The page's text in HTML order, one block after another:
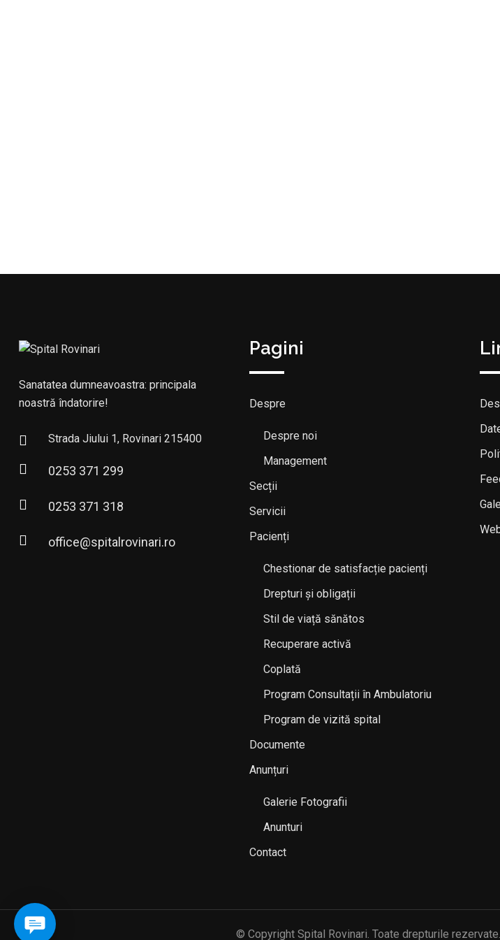
Sanatatea dumneavoastra: principala
noastră îndatorire!
Strada Jiului 1, Rovinari 215400
0253 371 299
0253 371 318
office@spitalrovinari.ro
Pagini
Despre
Despre noi
Management
Secții
Servicii
Pacienți
Chestionar de satisfacție pacienți
Drepturi și obligații
Stil de viață sănătos
Recuperare activă
Coplată
Program Consultații în Ambulatoriu
Program de vizită spital
Documente
Anunțuri
Galerie Fotografii
Anunturi
Contact
© Copyright Spital Rovinari. Toate drepturile